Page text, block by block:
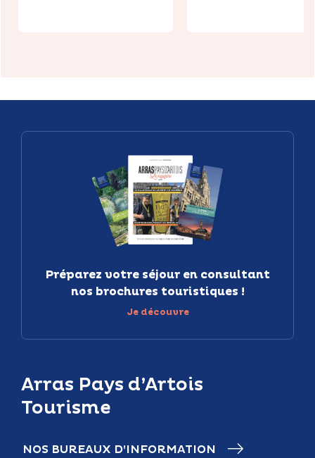
Arras Pays d’Artois
Tourisme
NOS BUREAUX D’INFORMATION
Préparez votre séjour en consultant
nos brochures touristiques !
Je découvre